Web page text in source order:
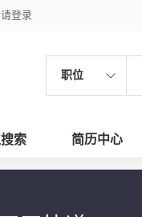
请登录
职位
索 简历中心